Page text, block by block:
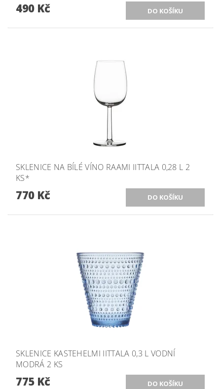
490 Kč
SKLENICE NA BÍLÉ VÍNO RAAMI IITTALA 0,28 L 2
KS*
770 Kč
SKLENICE KASTEHELMI IITTALA 0,3 L VODNÍ
MODRÁ 2 KS
775 Kč